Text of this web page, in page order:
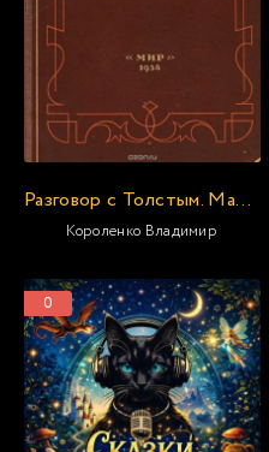
Разговор с Толстым. Максимализм и государственность
Короленко Владимир
0